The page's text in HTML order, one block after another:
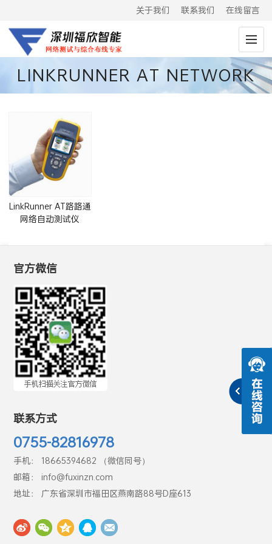
关于我们 联系我们 在线留言
LINKRUNNER AT NETWORK
LinkRunner AT路路通
网络自动测试仪
2000)
官方微信
联系方式
0755-82816978
手机： 18665394682 （微信同号）
邮箱： info@fuxinzn.com
地址： 广东省深圳市福田区燕南路88号D座613